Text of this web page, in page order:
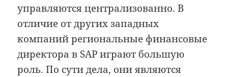
управляются централизованно. В
отличие от других западных
компаний региональные финансовые
директора в SAP играют большую
роль. По сути дела, они являются